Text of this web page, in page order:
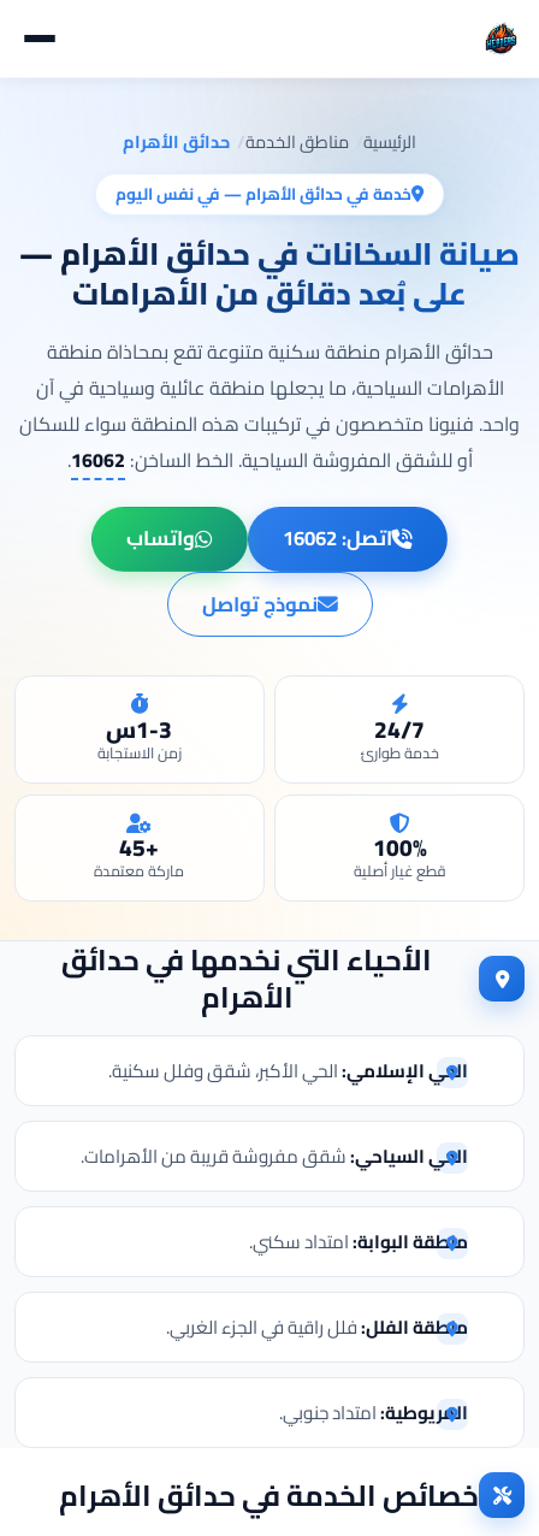
الرئيسية مناطق الخدمة حدائق الأهرام
خدمة في حدائق الأهرام — في نفس اليوم
صيانة السخانات في حدائق الأهرام —
على بُعد دقائق من الأهرامات
حدائق الأهرام منطقة سكنية متنوعة تقع بمحاذاة منطقة
الأهرامات السياحية، ما يجعلها منطقة عائلية وسياحية في آن
واحد. فنيونا متخصصون في تركيبات هذه المنطقة سواء للسكان
أو للشقق المفروشة السياحية. الخط الساخن: 16062
.
اتصل: 16062
واتساب
نموذج تواصل
24/7
خدمة طوارئ
1-3س
زمن الاستجابة
100%
قطع غيار أصلية
+45
ماركة معتمدة
الأحياء التي نخدمها في حدائق
الأهرام
الحي الإسلامي:الحي الأكبر، شقق وفلل سكنية.
الحي السياحي:شقق مفروشة قريبة من الأهرامات.
منطقة البوابة:امتداد سكني.
منطقة الفلل:فلل راقية في الجزء الغربي.
المريوطية:امتداد جنوبي.
خصائص الخدمة في حدائق الأهرام